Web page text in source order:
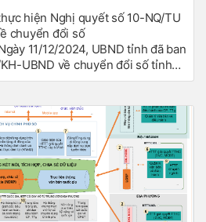
hiện Nghị quyết số 10-NQ/TU
chuyển đổi số
11/12/2024, UBND tỉnh đã ban
UBND về chuyển đổi số tỉnh
hoạch đề ra các nội dung tiếp tục
TU ngày 18/3/2022 của Ban
XIV) về chuyển đối số tỉnh
định hướng đến năm 2030 và
ngày 4/5/2022 của Ủy ban
quyết số 10-NQ/TU. Ngày
tỉnh Đoàn Anh Dũng làm việc với
đề ra và phân công nhiệm vụ cụ